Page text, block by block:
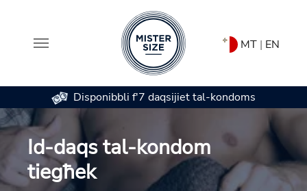
Skip to main content
MT | EN
Disponibbli f'7 daqsijiet tal-kondoms
Id-daqs tal-kondom
tiegħek